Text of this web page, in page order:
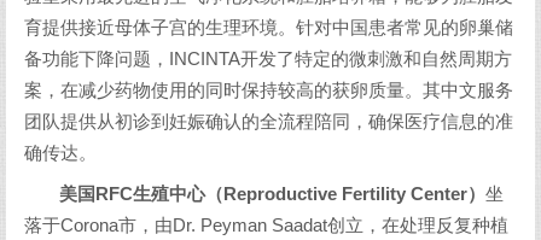
育提供接近母体子宫的生理环境。针对中国患者常见的卵巢储
备功能下降问题，INCINTA开发了特定的微刺激和自然周期方
案，在减少药物使用的同时保持较高的获卵质量。其中文服务
团队提供从初诊到妊娠确认的全流程陪同，确保医疗信息的准
确传达。
美国RFC生殖中心（Reproductive Fertility Center）坐
落于Corona市，由Dr. Peyman Saadat创立，在处理反复种植